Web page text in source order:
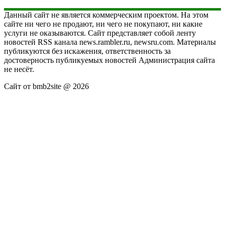
Данный сайт не является коммерческим проектом. На этом
сайте ни чего не продают, ни чего не покупают, ни какие
услуги не оказываются. Сайт представляет собой ленту
новостей RSS канала news.rambler.ru, newsru.com. Материалы
публикуются без искажения, ответственность за
достоверность публикуемых новостей Администрация сайта
не несёт.
Сайт от bmb2site @ 2026